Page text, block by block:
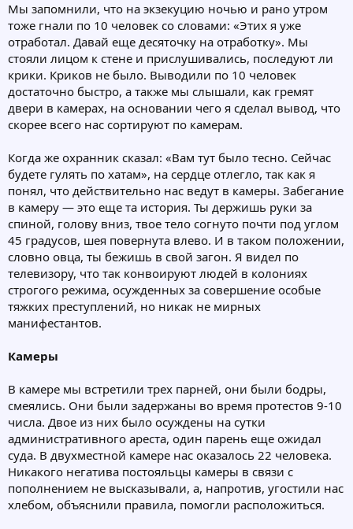
Мы запомнили, что на экзекуцию ночью и рано утром
тоже гнали по 10 человек со словами: «Этих я уже
отработал. Давай еще десяточку на отработку». Мы
стояли лицом к стене и прислушивались, последуют ли
крики. Криков не было. Выводили по 10 человек
достаточно быстро, а также мы слышали, как гремят
двери в камерах, на основании чего я сделал вывод, что
скорее всего нас сортируют по камерам.
Когда же охранник сказал: «Вам тут было тесно. Сейчас
будете гулять по хатам», на сердце отлегло, так как я
понял, что действительно нас ведут в камеры. Забегание
в камеру — это еще та история. Ты держишь руки за
спиной, голову вниз, твое тело согнуто почти под углом
45 градусов, шея повернута влево. И в таком положении,
словно овца, ты бежишь в свой загон. Я видел по
телевизору, что так конвоируют людей в колониях
строгого режима, осужденных за совершение особые
тяжких преступлений, но никак не мирных
манифестантов.
Камеры
В камере мы встретили трех парней, они были бодры,
смеялись. Они были задержаны во время протестов 9-10
числа. Двое из них было осуждены на сутки
административного ареста, один парень еще ожидал
суда. В двухместной камере нас оказалось 22 человека.
Никакого негатива постояльцы камеры в связи с
пополнением не высказывали, а, напротив, угостили нас
хлебом, объяснили правила, помогли расположиться.